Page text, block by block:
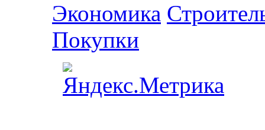
Экономика
Покупки